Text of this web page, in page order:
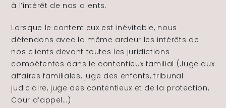
à l’intérêt de nos clients.
Lorsque le contentieux est inévitable, nous
défendons avec la même ardeur les intérêts de
nos clients devant toutes les juridictions
compétentes dans le contentieux familial (Juge aux
affaires familiales, juge des enfants, tribunal
judiciaire, juge des contentieux et de la protection,
Cour d’appel…)